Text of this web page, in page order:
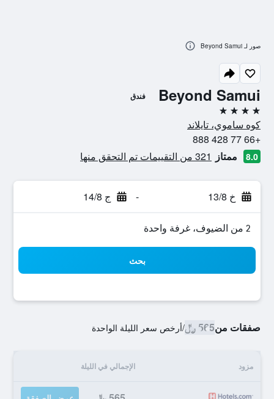
Beyond Samui فندق
4 نجوم
كوه ساموي، تايلاند
+66 77 428 888
8.0 ممتاز 321 من التقييمات تم التحقق منها
خ 13/8 - ج 14/8
2 من الضيوف، غرفة واحدة
بحث
صفقات من565 ﷼ /أرخص سعر الليلة الواحدة
مزود الإجمالي في الليلة
صور لـ Beyond Samui